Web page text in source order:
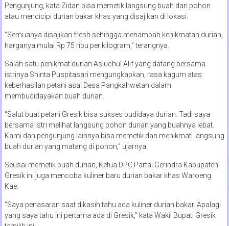
Pengunjung, kata Zidan bisa memetik langsung buah dari pohon
atau mencicipi durian bakar khas yang disajikan di lokasi.
“Semuanya disajikan fresh sehingga menambah kenikmatan durian,
harganya mulai Rp 75 ribu per kilogram,” terangnya.
Salah satu penikmat durian Asluchul Alif yang datang bersama
istrinya Shinta Puspitasari mengungkapkan, rasa kagum atas
keberhasilan petani asal Desa Pangkahwetan dalam
membudidayakan buah durian.
“Salut buat petani Gresik bisa sukses budidaya durian. Tadi saya
bersama istri melihat langsung pohon durian yang buahnya lebat.
Kami dan pengunjung lainnya bisa memetik dan menikmati langsung
buah durian yang matang di pohon,” ujarnya.
Seusai memetik buah durian, Ketua DPC Partai Gerindra Kabupaten
Gresik ini juga mencoba kuliner baru durian bakar khas Waroeng
Kae.
“Saya penasaran saat dikasih tahu ada kuliner durian bakar. Apalagi
yang saya tahu ini pertama ada di Gresik,” kata Wakil Bupati Gresik